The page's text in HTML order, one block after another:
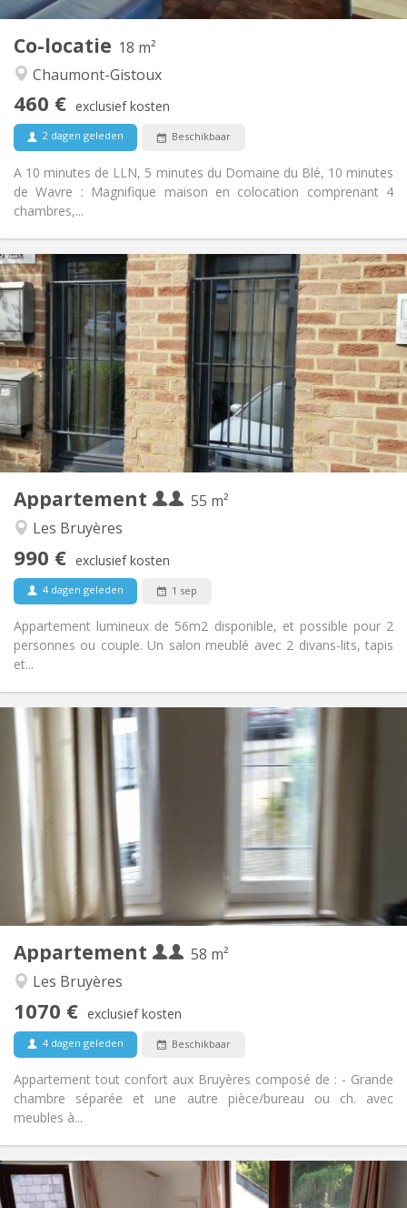
Co-locatie 18 m²
Chaumont-Gistoux
460 € exclusief kosten
2 dagen geleden Beschikbaar
A 10 minutes de LLN, 5 minutes du Domaine du Blé, 10 minutes
de Wavre : Magnifique maison en colocation comprenant 4
chambres,...
Private kamers:
1
Hartelijk, rustig, gemeenschappelijk
Appartement
55 m²
Les Bruyères
990 € exclusief kosten
4 dagen geleden 1 sep
Appartement lumineux de 56m2 disponible, et possible pour 2
personnes ou couple. Un salon meublé avec 2 divans-lits, tapis
et...
Praktische Informatie
Huur:
990 € (495 €/pers.)
Kosten:
260 € (130 €/pers.)
Duur:
12 maanden, 5-6 maanden
Domiciliëring:
Nee
Inrichting
Badkamer:
Privaat
Keuken:
Privé (aparte kamer)
Oppervlakte:
55 m
2
Private kamers:
4
Appartement
58 m²
Les Bruyères
1070 € exclusief kosten
4 dagen geleden Beschikbaar
Appartement tout confort aux Bruyères composé de : - Grande
chambre séparée et une autre pièce/bureau ou ch. avec
meubles à...
Praktische Informatie
1070 € (535 €/pers.)
230 € (115 €/pers.)
12 maanden
Met voorwaarden
Privé (aparte kamer)
Oppervlakte:
58 m
Private kamers:
2
Praktische Informatie